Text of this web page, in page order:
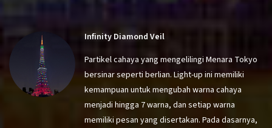
Infinity Diamond Veil
Partikel cahaya yang mengelilingi Menara Tokyo
bersinar seperti berlian. Light-up ini memiliki
kemampuan untuk mengubah warna cahaya
menjadi hingga 7 warna, dan setiap warna
memiliki pesan yang disertakan. Pada dasarnya,